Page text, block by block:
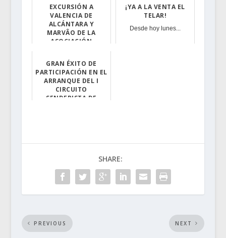
EXCURSIÓN A
VALENCIA DE
ALCÁNTARA Y
MARVÂO DE LA
ASOCIACIÓN
TORREJONCILLO
El próximo sába...
¡YA A LA VENTA EL
TELAR!
Desde hoy lunes...
GRAN ÉXITO DE
PARTICIPACIÓN EN EL
ARRANQUE DEL I
CIRCUITO
SENDERISTA DE
SHARE:
PREVIOUS NEXT